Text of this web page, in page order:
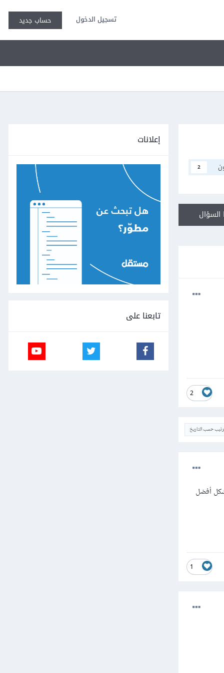
تسجيل الدخول حساب جديد
2
2
حسب التاريخ
أفضل
1
إعلانات
تابعنا على